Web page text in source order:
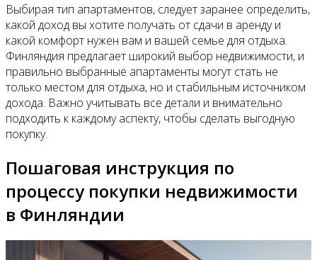
Выбирая тип апартаментов, следует заранее определить,
какой доход вы хотите получать от сдачи в аренду и
какой комфорт нужен вам и вашей семье для отдыха.
Финляндия предлагает широкий выбор недвижимости, и
правильно выбранные апартаменты могут стать не
только местом для отдыха, но и стабильным источником
дохода. Важно учитывать все детали и внимательно
подходить к каждому аспекту, чтобы сделать выгодную
покупку.
Пошаговая инструкция по
процессу покупки недвижимости
в Финляндии